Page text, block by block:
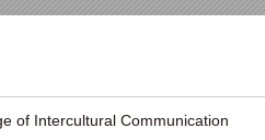
of Intercultural Communication